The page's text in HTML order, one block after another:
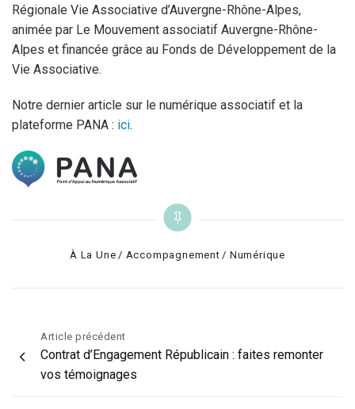
Régionale Vie Associative d’Auvergne-Rhône-Alpes,
animée par Le Mouvement associatif Auvergne-Rhône-
Alpes et financée grâce au Fonds de Développement de la
Vie Associative.
Notre dernier article sur le numérique associatif et la
plateforme PANA : ici.
Categories
À La Une Accompagnement Numérique
Navigation
de
l’article
Article précédent
Contrat d’Engagement Républicain : faites remonter
vos témoignages